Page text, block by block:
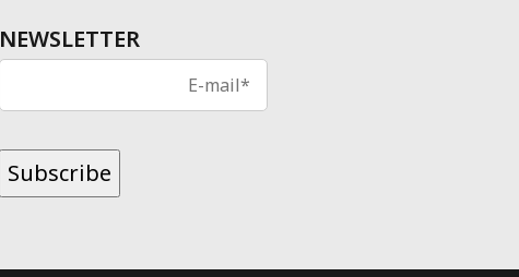
NEWSLETTER